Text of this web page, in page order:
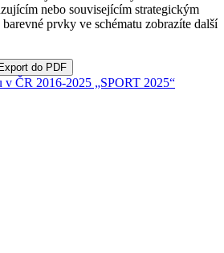
nebo souvisejícím strategickým
prvky ve schématu zobrazíte další
Export do PDF
v ČR 2016-2025 „SPORT 2025“